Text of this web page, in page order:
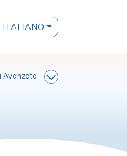
ITALIANO
Avanzata